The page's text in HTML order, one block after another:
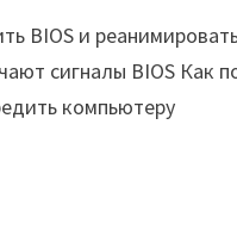
BIOS и
сигналы BIOS Как
компьютеру